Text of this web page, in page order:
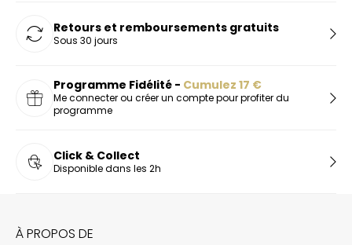
Retours et remboursements gratuits
Sous 30 jours
Programme Fidélité - Cumulez 17 €
Me connecter ou créer un compte pour profiter du
programme
Click & Collect
Disponible dans les 2h
À PROPOS DE